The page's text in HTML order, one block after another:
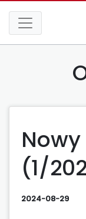
(1/
2024-08-29